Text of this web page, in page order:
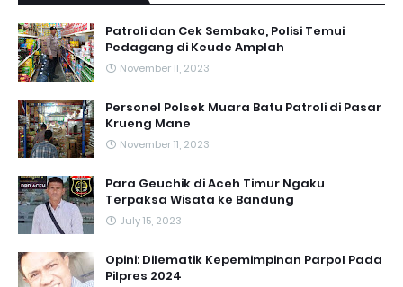
Patroli dan Cek Sembako, Polisi Temui
Pedagang di Keude Amplah
November 11, 2023
Personel Polsek Muara Batu Patroli di Pasar
Krueng Mane
November 11, 2023
Para Geuchik di Aceh Timur Ngaku
Terpaksa Wisata ke Bandung
July 15, 2023
Opini: Dilematik Kepemimpinan Parpol Pada
Pilpres 2024